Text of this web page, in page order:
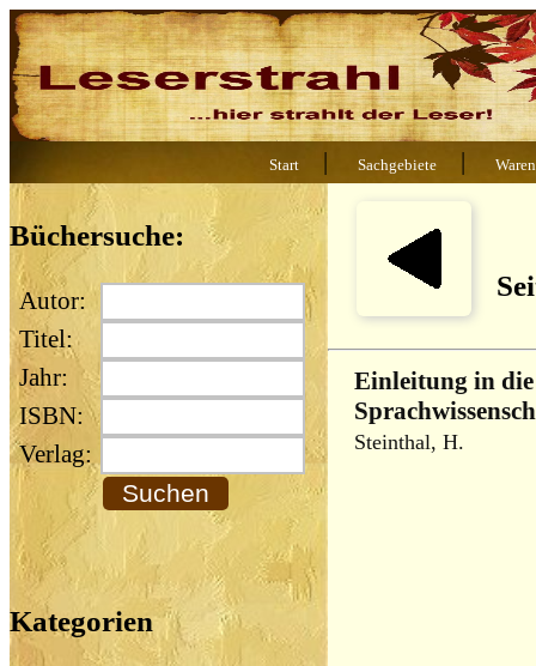
Start | Sachgebiete |
Büchersuche:
Autor:
Titel:
Jahr:
ISBN:
Verlag:
Kategorien
Einleitung in
Steinthal, H.